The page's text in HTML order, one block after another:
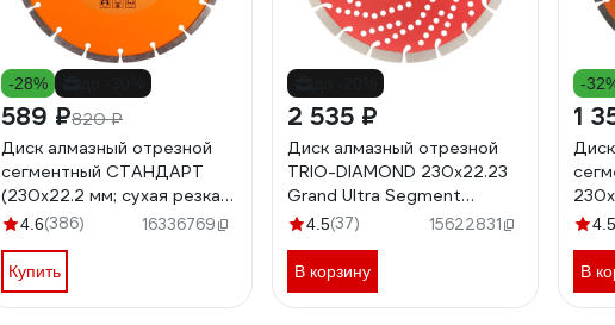
-28%
589 ₽820 ₽
Диск алмазный отрезной
сегментный СТАНДАРТ
(230х22.2 мм; сухая резка)
Вихрь 73/10/3/16
4.6(386) 16336769
Купить
2 535 ₽
Диск алмазный отрезной
TRIO-DIAMOND 230x22.23
Grand Ultra Segment
GUS726
4.5(37) 15622831
В корзину
-
1
900/
4.5
В